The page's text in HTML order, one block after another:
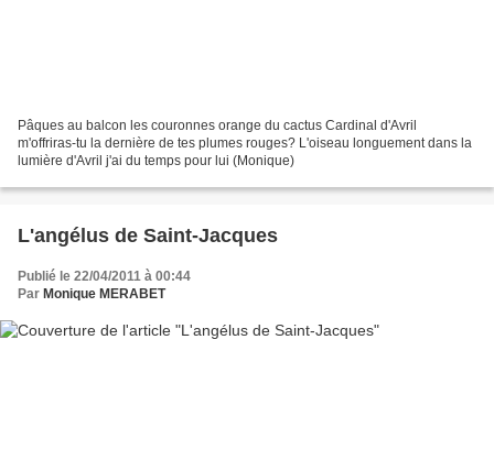
Pâques au balcon les couronnes orange du cactus Cardinal d'Avril
m'offriras-tu la dernière de tes plumes rouges? L'oiseau longuement dans la
lumière d'Avril j'ai du temps pour lui (Monique)
L'angélus de Saint-Jacques
Publié le 22/04/2011 à 00:44
Par Monique MERABET